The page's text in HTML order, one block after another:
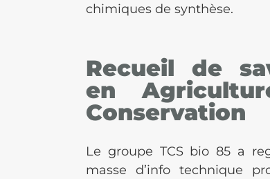
chimiques de synthèse.
Recueil de
en
Conservation
Le groupe TCS bio 85 a
masse d’info technique